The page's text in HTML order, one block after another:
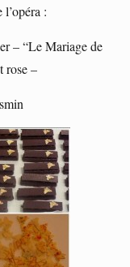
:
– “Le Mariage de
rose –